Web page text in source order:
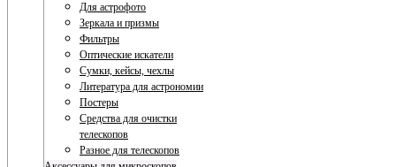
Для астрофото
Зеркала и призмы
Фильтры
Оптические искатели
Сумки, кейсы, чехлы
Литература для астрономии
Постеры
Средства для очистки
телескопов
Разное для телескопов